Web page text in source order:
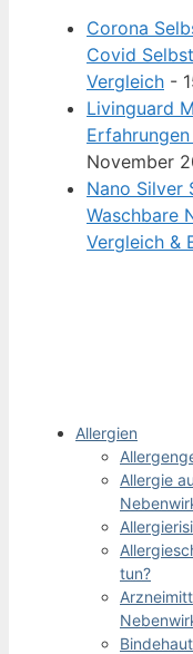
Corona
Covid
Vergleich -
Livinguard
November
Nano Silver
Waschbare
Vergleich &
Allergien
Allergie
tun?